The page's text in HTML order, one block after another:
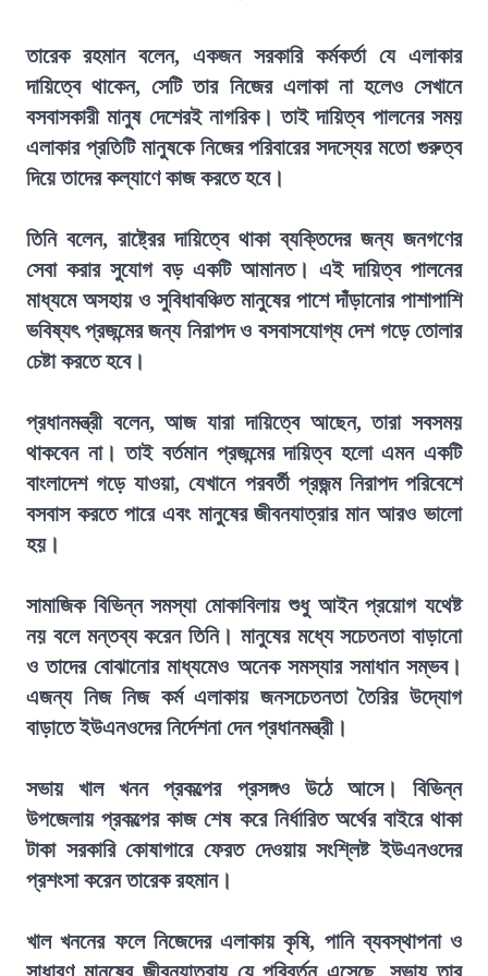
তারেক রহমান বলেন, একজন সরকারি কর্মকর্তা যে এলাকার
দায়িত্বে থাকেন, সেটি তার নিজের এলাকা না হলেও সেখানে
বসবাসকারী মানুষ দেশেরই নাগরিক। তাই দায়িত্ব পালনের সময়
এলাকার প্রতিটি মানুষকে নিজের পরিবারের সদস্যের মতো গুরুত্ব
দিয়ে তাদের কল্যাণে কাজ করতে হবে।
তিনি বলেন, রাষ্ট্রের দায়িত্বে থাকা ব্যক্তিদের জন্য জনগণের
সেবা করার সুযোগ বড় একটি আমানত। এই দায়িত্ব পালনের
মাধ্যমে অসহায় ও সুবিধাবঞ্চিত মানুষের পাশে দাঁড়ানোর পাশাপাশি
ভবিষ্যৎ প্রজন্মের জন্য নিরাপদ ও বসবাসযোগ্য দেশ গড়ে তোলার
চেষ্টা করতে হবে।
প্রধানমন্ত্রী বলেন, আজ যারা দায়িত্বে আছেন, তারা সবসময়
থাকবেন না। তাই বর্তমান প্রজন্মের দায়িত্ব হলো এমন একটি
বাংলাদেশ গড়ে যাওয়া, যেখানে পরবর্তী প্রজন্ম নিরাপদ পরিবেশে
বসবাস করতে পারে এবং মানুষের জীবনযাত্রার মান আরও ভালো
হয়।
সামাজিক বিভিন্ন সমস্যা মোকাবিলায় শুধু আইন প্রয়োগ যথেষ্ট
নয় বলে মন্তব্য করেন তিনি। মানুষের মধ্যে সচেতনতা বাড়ানো
ও তাদের বোঝানোর মাধ্যমেও অনেক সমস্যার সমাধান সম্ভব।
এজন্য নিজ নিজ কর্ম এলাকায় জনসচেতনতা তৈরির উদ্যোগ
বাড়াতে ইউএনওদের নির্দেশনা দেন প্রধানমন্ত্রী।
সভায় খাল খনন প্রকল্পের প্রসঙ্গও উঠে আসে। বিভিন্ন
উপজেলায় প্রকল্পের কাজ শেষ করে নির্ধারিত অর্থের বাইরে থাকা
টাকা সরকারি কোষাগারে ফেরত দেওয়ায় সংশ্লিষ্ট ইউএনওদের
প্রশংসা করেন তারেক রহমান।
খাল খননের ফলে নিজেদের এলাকায় কৃষি, পানি ব্যবস্থাপনা ও